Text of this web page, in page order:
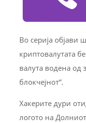
Во серија објави
криптовалутата
валута водена од
блокчејнот“.
Хакерите дури
логото на